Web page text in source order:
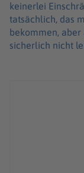
keinerlei
tatsächlich, das
bekommen,
sicherlich nicht